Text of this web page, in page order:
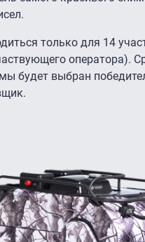
только для 14
оператора).
будет выбран